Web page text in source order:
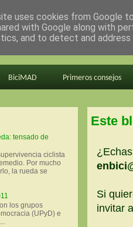
madrid
BiciMAD Primeros consejos
Este
Si
invitar
tensado de
ciclista
Por mucho
la rueda se
los grupos
(UPyD) e
uses cookies from Google
with Google along with
and to detect and address